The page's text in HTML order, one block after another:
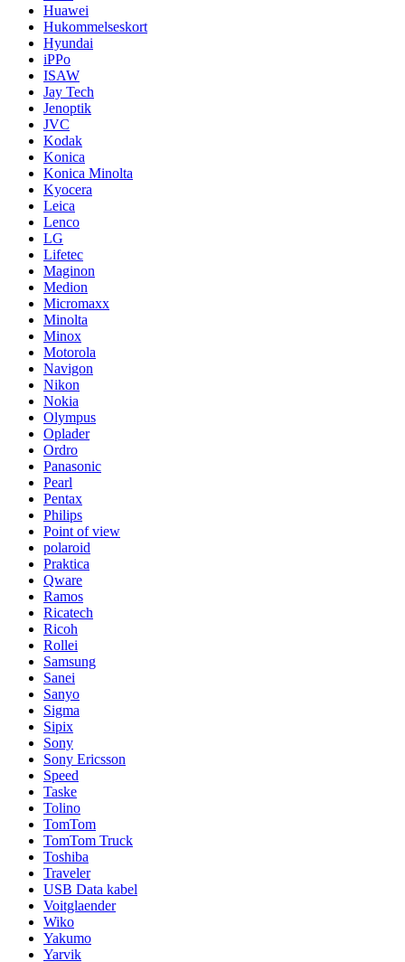
Huawei
Hukommelseskort
Hyundai
iPPo
ISAW
Jay Tech
Jenoptik
JVC
Kodak
Konica
Konica Minolta
Kyocera
Leica
Lenco
LG
Lifetec
Maginon
Medion
Micromaxx
Minolta
Minox
Motorola
Navigon
Nikon
Nokia
Olympus
Oplader
Ordro
Panasonic
Pearl
Pentax
Philips
Point of view
polaroid
Praktica
Qware
Ramos
Ricatech
Ricoh
Rollei
Samsung
Sanei
Sanyo
Sigma
Sipix
Sony
Sony Ericsson
Speed
Taske
Tolino
TomTom
TomTom Truck
Toshiba
Traveler
USB Data kabel
Voitglaender
Wiko
Yakumo
Yarvik